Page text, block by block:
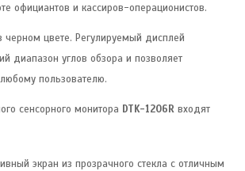
официантов и кассиров-операционистов.
цвете. Регулируемый дисплей
диапазон углов обзора и позволяет
пользователю.
сенсорного монитора DTK-1206R входят
экран из прозрачного стекла с отличным